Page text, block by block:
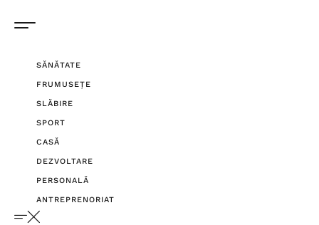
SĂNĂTATE
FRUMUSEȚE
SLĂBIRE
SPORT
CASĂ
DEZVOLTARE
PERSONALĂ
ANTREPRENORIAT